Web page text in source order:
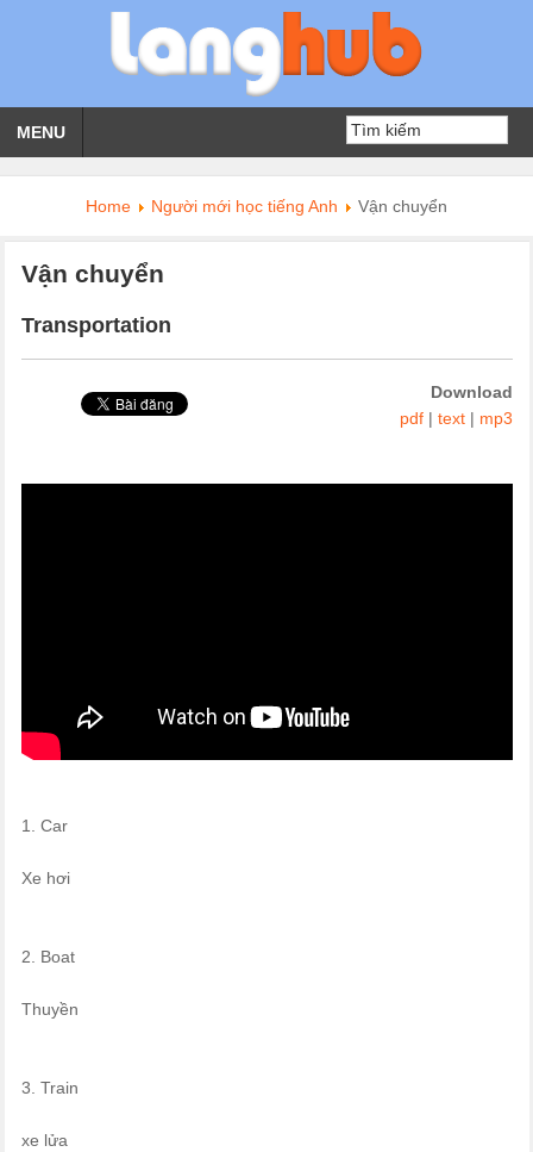
MENU
Home Người mới học tiếng Anh Vận chuyển
Vận chuyển
Transportation
Download
pdf| text| mp3
1. Car
Xe hơi
2. Boat
Thuyền
3. Train
xe lửa